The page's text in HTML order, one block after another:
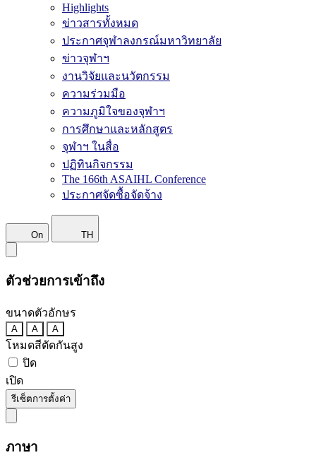
Highlights
ข่าวสารทั้งหมด
ประกาศจุฬาลงกรณ์มหาวิทยาลัย
ข่าวจุฬาฯ
งานวิจัยและนวัตกรรม
ความร่วมมือ
ความภูมิใจของจุฬาฯ
การศึกษาและหลักสูตร
จุฬาฯ ในสื่อ
ปฏิทินกิจกรรม
The 166th ASAIHL Conference
ประกาศจัดซื้อจัดจ้าง
On TH
ตัวช่วยการเข้าถึง
ขนาดตัวอักษร
A A A
โหมดสีตัดกันสูง
ปิด
เปิด
รีเซ็ตการตั้งค่า
ภาษา